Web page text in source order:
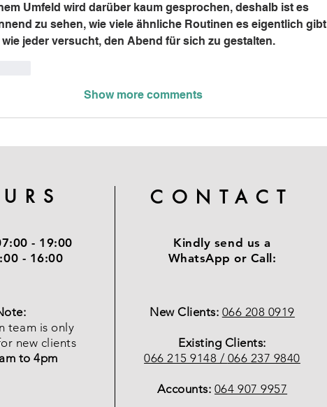
Umfeld wird darüber kaum gesprochen, deshalb ist es
zu sehen, wie viele ähnliche Routinen es eigentlich gibt
jeder versucht, den Abend für sich zu gestalten.
Show more comments
- 19:00
- 16:00
CONTACT
Kindly send us a
WhatsApp or Call:
New Clients: 066 208 0919
Existing Clients:
066 215 9148 / 066 237 9840
Accounts: 064 907 9957
team is only
new clients
to 4pm